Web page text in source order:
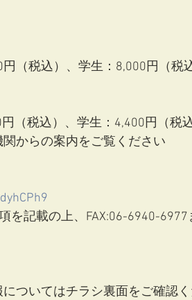
（税込）、学生：8,000円（税
（税込）、学生：4,400円（税
からの案内をご覧ください
を記載の上、FAX:06-6940-6977
ついてはチラシ裏面をご確認